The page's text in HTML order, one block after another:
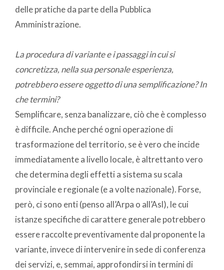
delle pratiche da parte della Pubblica
Amministrazione.
La procedura di variante e i passaggi in cui si
concretizza, nella sua personale esperienza,
potrebbero essere oggetto di una semplificazione? In
che termini?
Semplificare, senza banalizzare, ciò che è complesso
è difficile. Anche perché ogni operazione di
trasformazione del territorio, se è vero che incide
immediatamente a livello locale, è altrettanto vero
che determina degli effetti a sistema su scala
provinciale e regionale (e a volte nazionale). Forse,
però, ci sono enti (penso all’Arpa o all’Asl), le cui
istanze specifiche di carattere generale potrebbero
essere raccolte preventivamente dal proponente la
variante, invece di intervenire in sede di conferenza
dei servizi, e, semmai, approfondirsi in termini di